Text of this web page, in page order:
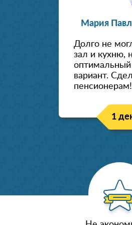
Мария
Долго не
зал и кухню,
оптимальный
вариант.
пенсионерам!
1